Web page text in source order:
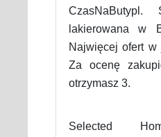
CzasNaButypl.
lakierowana w
Najwięcej ofert w
Za ocenę
otrzymasz 3.
Selected